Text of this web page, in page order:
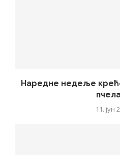
Наредне недеље
11. јун